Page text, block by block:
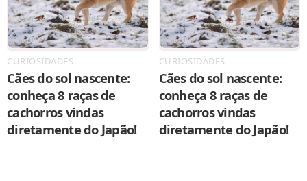
CURIOSIDADES
Cães do sol nascente:
conheça 8 raças de
cachorros vindas
diretamente do Japão!
CURIOSIDADES
Cães do sol nascente:
conheça 8 raças de
cachorros vindas
diretamente do Japão!